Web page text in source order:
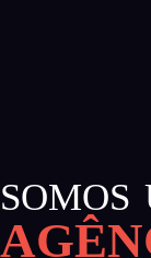
SOMOS